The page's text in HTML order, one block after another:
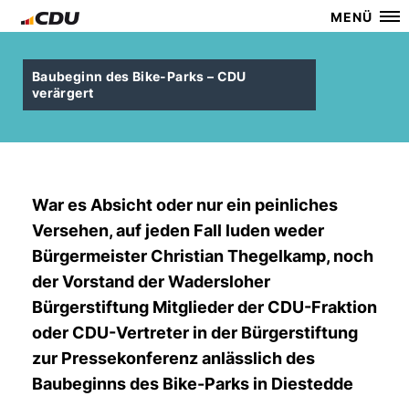
MENÜ
Baubeginn des Bike-Parks – CDU
verärgert
War es Absicht oder nur ein peinliches
Versehen, auf jeden Fall luden weder
Bürgermeister Christian Thegelkamp, noch
der Vorstand der Wadersloher
Bürgerstiftung Mitglieder der CDU-Fraktion
oder CDU-Vertreter in der Bürgerstiftung
zur Pressekonferenz anlässlich des
Baubeginns des Bike-Parks in Diestedde